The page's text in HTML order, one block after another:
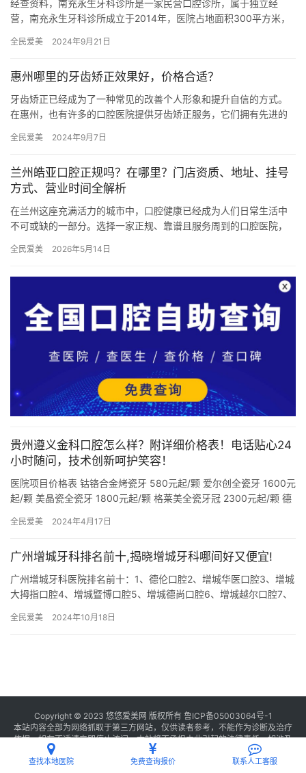
经查资料，南充永生牙科诊所是一家民营口腔诊所，属于独立经
营，南充永生牙科诊所成立于2014年，医院占地面积300平方米，
正…
全民爱美 2024年9月21日
惠州哪里的牙齿矫正效果好，价格合适？
牙齿矫正已经成为了一种常见的改善个人形象和提升自信的方式。
在惠州，也有许多的口腔医院提供牙齿矫正服务，它们拥有先进的
然而，…
全民爱美 2024年9月7日
兰州皓亚口腔正规吗？在哪里？门店资质、地址、挂号
方式、营业时间全解析
在兰州这座充满活力的城市中，口腔健康已经成为人们日常生活中
不可或缺的一部分。选择一家正规、靠谱且服务周到的口腔医院，
的口腔…
全民爱美 2026年5月14日
贵州遵义金科口腔怎么样？附详细价格表！电话贴心24
小时随问，技术创新呵护笑容！
医院项目价格表 钴铬合金烤瓷牙 580元起/颗 爱尔创全瓷牙 1600元
起/颗 美晶瓷全瓷牙 1800元起/颗 格莱美全瓷牙冠 2300元起/颗 德
全民爱美 2024年4月17日
广州增城牙科排名前十,揭晓增城牙科哪间好又便宜!
广州增城牙科医院排名前十：1、德伦口腔2、增城华医口腔3、增城
大拇指口腔4、增城暨博口腔5、增城德尚口腔6、增城越尔口腔7、
全民爱美 2024年10月18日
Copyright © 2023 悠悠爱美网 版权所有 鲁ICP备05003064号-1
本站内容全部为网络抓取于第三方网站，仅供读者参考，不能作为诊断及治疗
依据，如有不适请立即停止访问，本站将不承担由此引起的法律责任。如涉及
联系我们
查找本地医院 免费查询报价 联系人工客服